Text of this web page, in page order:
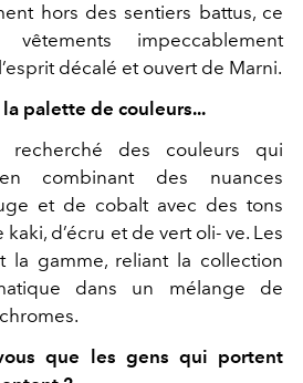
hors des sentiers battus, ce
impeccablement
décalé et ouvert de Marni.
la palette de couleurs...
recherché des couleurs qui
combinant des nuances
et de cobalt avec des tons
d’écru et de vert oli- ve. Les
la gamme, reliant la collection
dans un mélange de
vous que les gens qui portent